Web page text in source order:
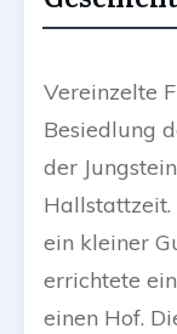
Vereinzelte
Besiedlung
der
ein kleiner
errichtete
einen Hof.